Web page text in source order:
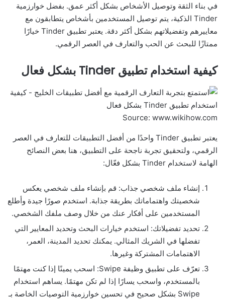
في بناء الثقة وتوصيل الأشخاص بشكل أكثر عمق. بفضل خوارزمية
Tinder الذكية، يتم توصيل المستخدمين بأشخاص يتطابقون مع
معاييرهم وتفضيلاتهم بشكل أكثر دقة. يعتبر تطبيق Tinder خيارًا
ممتازًا للبحث عن الحب والتعارف في العصر الرقمي.
كيفية استخدام تطبيق Tinder بشكل فعال
Source: www.wikihow.com
يعتبر تطبيق Tinder واحدًا من أفضل التطبيقات للتعارف في العصر
الرقمي، ولتحقيق تجربة ناجحة على التطبيق، هنا بعض النصائح
الهامة لاستخدام Tinder بشكل فعّال:
إنشاء ملف شخصي جذاب: قم بإنشاء ملف شخصي يعكس
شخصيتك واهتماماتك بطريقة جذابة. استخدم صورًا جيدة وأطلع
المستخدمين على أفكار عنك من خلال وصف ملفك الشخصي.
تحديد تفضيلاتك: استخدم خيارات البحث وتحديد المعايير التي
تفضلها في الشريك المثالي. يمكنك تحديد المدينة، العمر،
الاهتمامات المشتركة وغيرها.
تعرّف على تطبيق وظيفة Swipe: اسحب يمينًا إذا كنت مهتمًا
بالمستخدم، واسحب يسارًا إذا لم تكن مهتمًا. يساهم استخدام
Swipe بشكل صحيح في تحسين خوارزمية التوصيات الخاصة بـ